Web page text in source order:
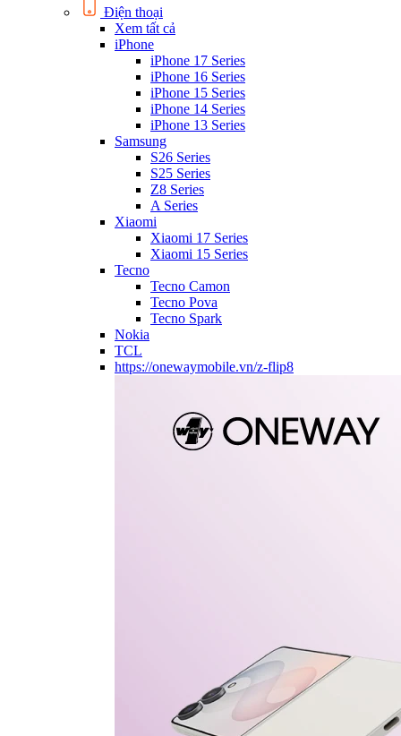
Điện thoại
Xem tất cả
iPhone
iPhone 17 Series
iPhone 16 Series
iPhone 15 Series
iPhone 14 Series
iPhone 13 Series
Samsung
S26 Series
S25 Series
Z8 Series
A Series
Xiaomi
Xiaomi 17 Series
Xiaomi 15 Series
Tecno
Tecno Camon
Tecno Pova
Tecno Spark
Nokia
TCL
https://onewaymobile.vn/z-flip8